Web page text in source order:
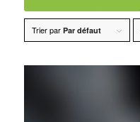
Trier par Par défaut